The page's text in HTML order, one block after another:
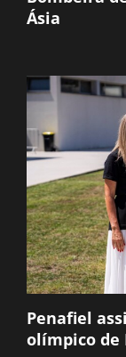
Ásia
Penafiel
olímpico de